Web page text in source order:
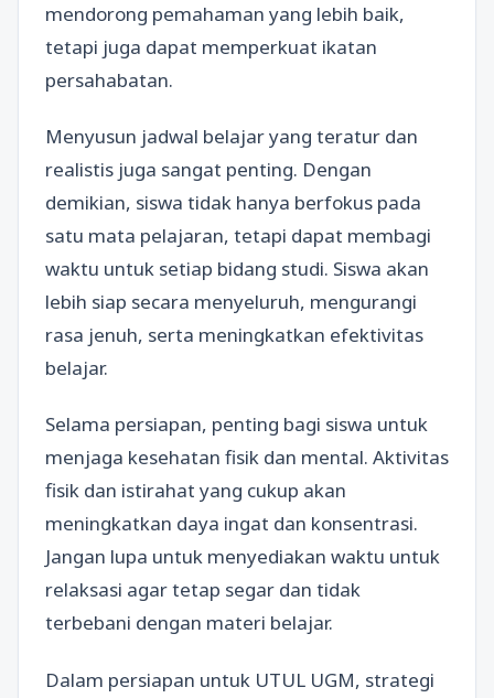
mendorong pemahaman yang lebih baik,
tetapi juga dapat memperkuat ikatan
persahabatan.
Menyusun jadwal belajar yang teratur dan
realistis juga sangat penting. Dengan
demikian, siswa tidak hanya berfokus pada
satu mata pelajaran, tetapi dapat membagi
waktu untuk setiap bidang studi. Siswa akan
lebih siap secara menyeluruh, mengurangi
rasa jenuh, serta meningkatkan efektivitas
belajar.
Selama persiapan, penting bagi siswa untuk
menjaga kesehatan fisik dan mental. Aktivitas
fisik dan istirahat yang cukup akan
meningkatkan daya ingat dan konsentrasi.
Jangan lupa untuk menyediakan waktu untuk
relaksasi agar tetap segar dan tidak
terbebani dengan materi belajar.
Dalam persiapan untuk UTUL UGM, strategi